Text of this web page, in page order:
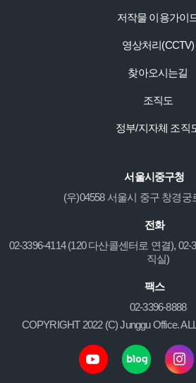
저작물 이용가이
영상처리(CCTV)
찾아오시는길
조직도
정부/지자체 조직
서울시중구청
(우)04558 서울시 중구 창경궁
전화
02-3396-4114 (120 다산콜센터로 연결),
직실)
팩스
02-3396-8888
COPYRIGHT 2022 (C) Junggu Office.